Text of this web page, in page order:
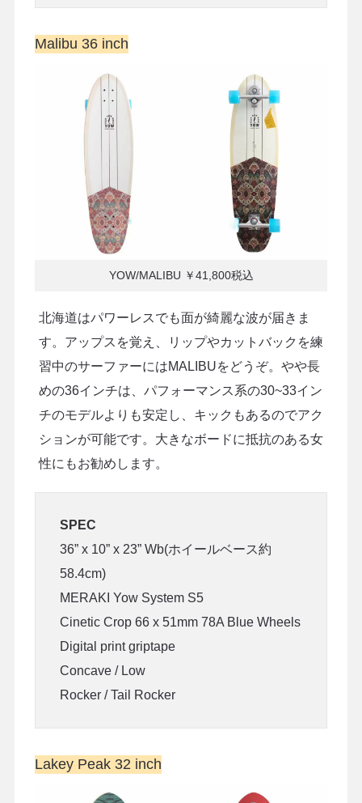
Malibu 36 inch
YOW/MALIBU ￥41,800税込
北海道はパワーレスでも面が綺麗な波が届きま
す。アップスを覚え、リップやカットバックを練
習中のサーファーにはMALIBUをどうぞ。やや長
めの36インチは、パフォーマンス系の30~33イン
チのモデルよりも安定し、キックもあるのでアク
ションが可能です。大きなボードに抵抗のある女
性にもお勧めします。
SPEC
36” x 10” x 23” Wb(ホイールベース約
58.4cm)
MERAKI Yow System S5
Cinetic Crop 66 x 51mm 78A Blue Wheels
Digital print griptape
Concave / Low
Rocker / Tail Rocker
Lakey Peak 32 inch